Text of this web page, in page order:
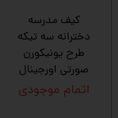
کیف مدرسه
دخترانه سه تیکه
طرح یونیکورن
صورتی اورجینال
اتمام موجودی